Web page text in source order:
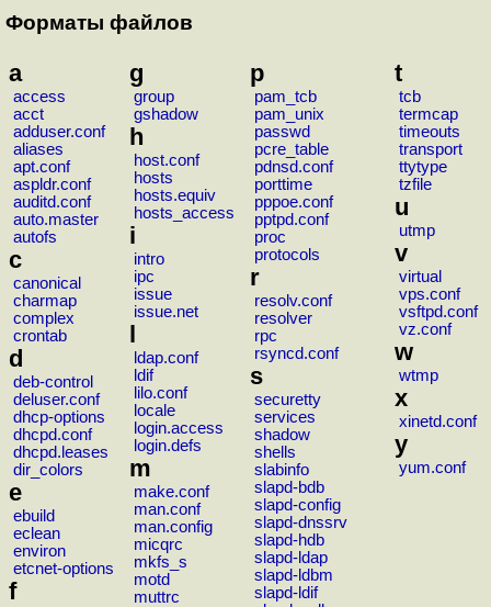
Форматы файлов
a
access
acct
adduser.conf
aliases
apt.conf
aspldr.conf
auditd.conf
auto.master
autofs
c
canonical
charmap
complex
crontab
d
deb-control
deluser.conf
dhcp-options
dhcpd.conf
dhcpd.leases
dir_colors
e
ebuild
eclean
environ
etcnet-options
f
g
group
gshadow
h
host.conf
hosts
hosts.equiv
hosts_access
i
intro
ipc
issue
issue.net
l
ldap.conf
ldif
lilo.conf
locale
login.access
login.defs
m
make.conf
man.conf
man.config
micqrc
mkfs_s
motd
muttrc
p
pam_tcb
pam_unix
passwd
pcre_table
pdnsd.conf
porttime
pppoe.conf
pptpd.conf
proc
protocols
r
resolv.conf
resolver
rpc
rsyncd.conf
s
securetty
services
shadow
shells
slabinfo
slapd-bdb
slapd-config
slapd-dnssrv
slapd-hdb
slapd-ldap
slapd-ldbm
slapd-ldif
t
tcb
termcap
timeouts
transport
ttytype
tzfile
u
utmp
v
virtual
vps.conf
vsftpd.conf
vz.conf
w
wtmp
x
xinetd.conf
y
yum.conf